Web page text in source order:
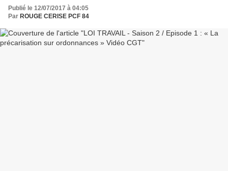
Publié le 12/07/2017 à 04:05
Par ROUGE CERISE PCF 84